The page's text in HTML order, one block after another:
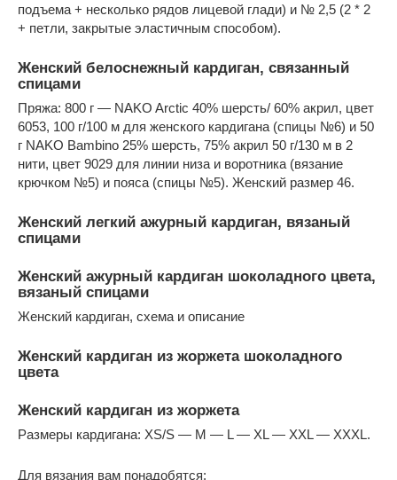
подъема + несколько рядов лицевой глади) и № 2,5 (2 * 2
+ петли, закрытые эластичным способом).
Женский белоснежный кардиган, связанный
спицами
Пряжа: 800 г — NAKO Arctic 40% шерсть/ 60% акрил, цвет
6053, 100 г/100 м для женского кардигана (спицы №6) и 50
г NAKO Bambino 25% шерсть, 75% акрил 50 г/130 м в 2
нити, цвет 9029 для линии низа и воротника (вязание
крючком №5) и пояса (спицы №5). Женский размер 46.
Женский легкий ажурный кардиган, вязаный
спицами
Женский ажурный кардиган шоколадного цвета,
вязаный спицами
Женский кардиган, схема и описание
Женский кардиган из жоржета шоколадного
цвета
Женский кардиган из жоржета
Размеры кардигана: XS/S — M — L — XL — XXL — XXXL.
Для вязания вам понадобятся: